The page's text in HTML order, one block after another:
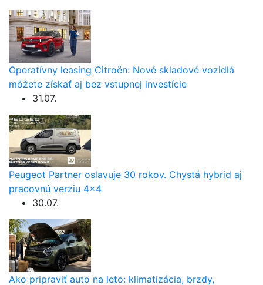
Operatívny leasing Citroën: Nové skladové vozidlá
môžete získať aj bez vstupnej investície
31.07.
Peugeot Partner oslavuje 30 rokov. Chystá hybrid aj
pracovnú verziu 4×4
30.07.
Ako pripraviť auto na leto: klimatizácia, brzdy,